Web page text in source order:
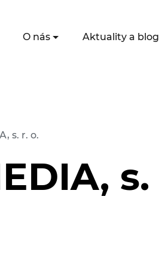
O nás Aktuality a blog
s. r. o.
s.